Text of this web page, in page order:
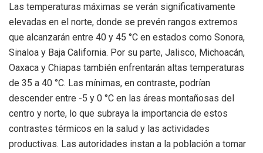
Las temperaturas máximas se verán significativamente
elevadas en el norte, donde se prevén rangos extremos
que alcanzarán entre 40 y 45 °C en estados como Sonora,
Sinaloa y Baja California. Por su parte, Jalisco, Michoacán,
Oaxaca y Chiapas también enfrentarán altas temperaturas
de 35 a 40 °C. Las mínimas, en contraste, podrían
descender entre -5 y 0 °C en las áreas montañosas del
centro y norte, lo que subraya la importancia de estos
contrastes térmicos en la salud y las actividades
productivas. Las autoridades instan a la población a tomar